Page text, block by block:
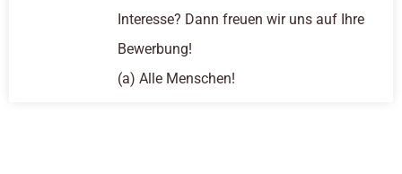
Interesse? Dann freuen wir uns auf Ihre
Bewerbung!
(a) Alle Menschen!